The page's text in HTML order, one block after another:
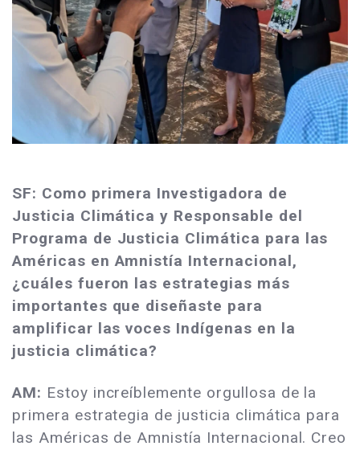
SF: Como primera Investigadora de
Justicia Climática y Responsable del
Programa de Justicia Climática para las
Américas en Amnistía Internacional,
¿cuáles fueron las estrategias más
importantes que diseñaste para
amplificar las voces Indígenas en la
justicia climática?
AM: Estoy increíblemente orgullosa de la
primera estrategia de justicia climática para
las Américas de Amnistía Internacional. Creo